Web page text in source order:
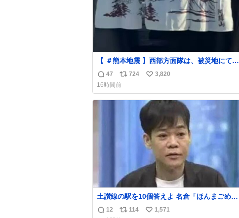
【 ＃熊本地震 】西部方面隊は、被災地にて入
浴支援を継続して実施しています。 厳しい猛
暑が続く中、皆様に少しでも心身を休めてい
ただけるよう、利用前後には丁寧な清掃や衛
生管理も隊員たちが心を込めて行っていま
返
信
数
47
リ
ポ
ス
724
い
ね
数
3,820
16時間前
土讃線の駅を10個答えよ 名倉「ほんまごめ
ん、」 ↑正解（御免駅）
返
12
リ
114
い
1,571